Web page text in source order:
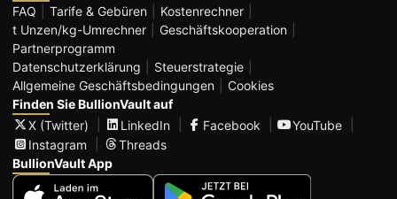
FAQ
Tarife & Gebüren
Kostenrechner
t Unzen/kg-Umrechner
Geschäftskooperation
Partnerprogramm
Datenschutzerklärung
Steuerstrategie
Allgemeine Geschäftsbedingungen
Cookies
Finden Sie BullionVault auf
X (Twitter)
LinkedIn Facebook
YouTube
Instagram
Threads
BullionVault App